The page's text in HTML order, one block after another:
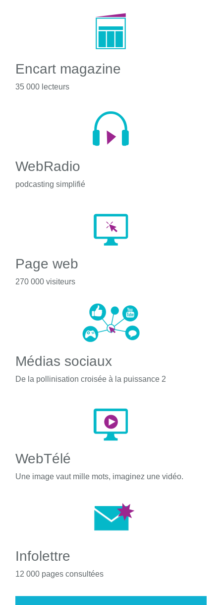
Encart magazine
35 000 lecteurs
WebRadio
podcasting simplifié
Page web
270 000 visiteurs
Médias sociaux
De la pollinisation croisée à la puissance 2
WebTélé
Une image vaut mille mots, imaginez une vidéo.
Infolettre
12 000 pages consultées